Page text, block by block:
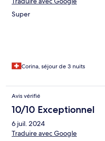
Super
Corina, séjour de 3 nuits
Avis vérifié
10/10 Exceptionnel
6 juil. 2024
Traduire avec Google